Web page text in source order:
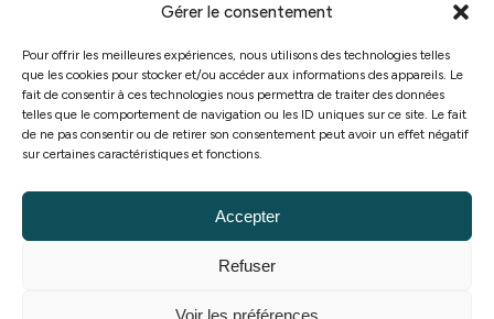
Gérer le consentement
Pour offrir les meilleures expériences, nous utilisons des technologies telles
que les cookies pour stocker et/ou accéder aux informations des appareils. Le
fait de consentir à ces technologies nous permettra de traiter des données
telles que le comportement de navigation ou les ID uniques sur ce site. Le fait
de ne pas consentir ou de retirer son consentement peut avoir un effet négatif
sur certaines caractéristiques et fonctions.
Accepter
Refuser
Voir les préférences
Facebook
BE 0449.572.828
Conditions générales de vente
Politique de cookies
Stratégie marketing & site web par